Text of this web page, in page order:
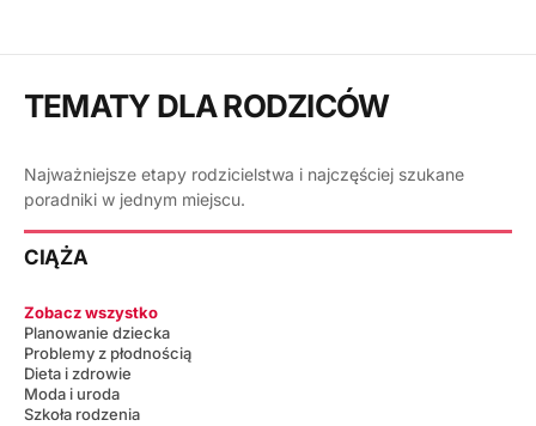
TEMATY DLA RODZICÓW
Najważniejsze etapy rodzicielstwa i najczęściej szukane
poradniki w jednym miejscu.
CIĄŻA
Zobacz wszystko
Planowanie dziecka
Problemy z płodnością
Dieta i zdrowie
Moda i uroda
Szkoła rodzenia